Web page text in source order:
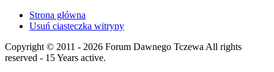
Strona główna
Usuń ciasteczka witryny
Copyright © 2011 - 2026 Forum Dawnego Tczewa All rights
reserved - 15 Years active.